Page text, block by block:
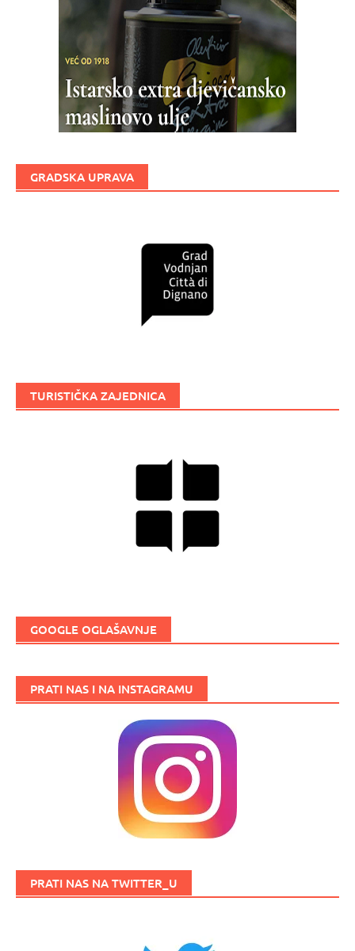
GRADSKA UPRAVA
TURISTIČKA ZAJEDNICA
GOOGLE OGLAŠAVNJE
PRATI NAS I NA INSTAGRAMU
PRATI NAS NA TWITTER_U